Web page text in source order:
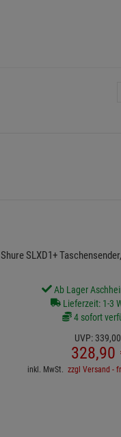
Shure SLXD1+ Taschensender,
Ab Lager
Lieferzeit: 1-3
4 sofort
UVP: 339,00
328,90
inkl. MwSt. zzgl Versand -